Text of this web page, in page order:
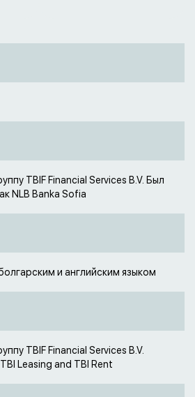
TBIF Financial Services B.V. Был
NLB Banka Sofia
и английским языком
TBIF Financial Services B.V.
Leasing and TBI Rent